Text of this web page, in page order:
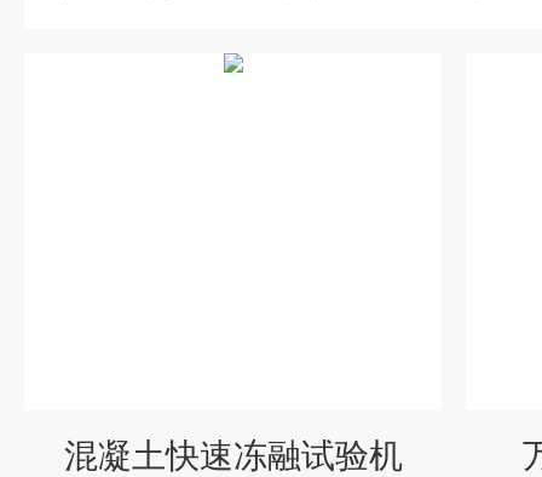
混凝土快速冻融试验机